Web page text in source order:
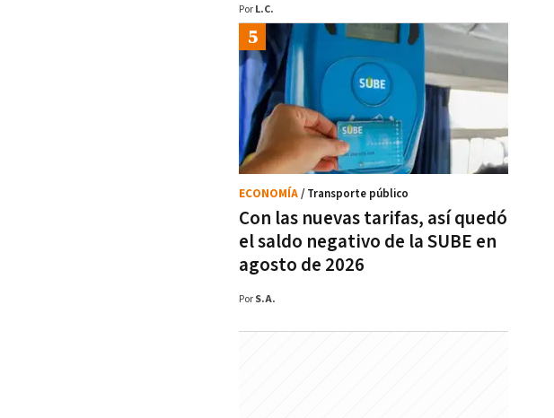
Por L.C.
Con las nuevas tarifas, así quedó
el saldo negativo de la SUBE en
agosto de 2026
ECONOMÍA/ Transporte público
Por S.A.